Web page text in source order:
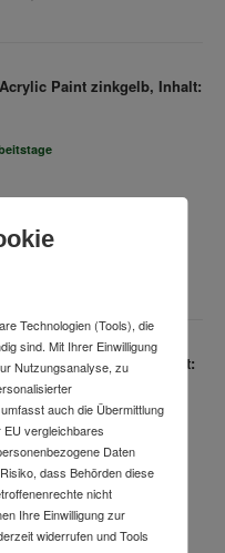
Paint zinkgelb, Inhalt:
Keramikpaste, Inhalt:
Technologien (Tools), die
sind. Mit Ihrer Einwilligung
Nutzungsanalyse, zu
auch die Übermittlung
EU vergleichbares
Daten
dass Behörden diese
nicht
Ihre Einwilligung zur
widerrufen und Tools